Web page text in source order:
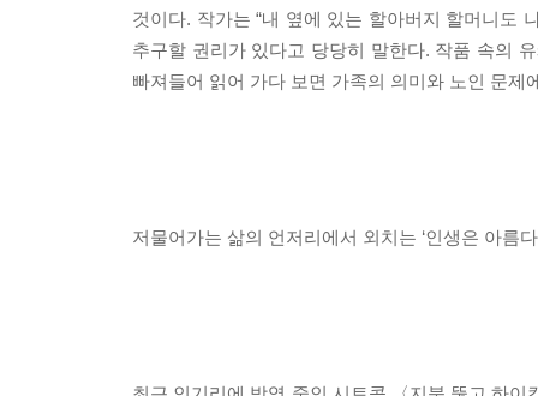
것이다. 작가는 “내 옆에 있는 할아버지 할머니도
추구할 권리가 있다고 당당히 말한다. 작품 속의
빠져들어 읽어 가다 보면 가족의 의미와 노인 문제
저물어가는 삶의 언저리에서 외치는 ‘인생은 아름다